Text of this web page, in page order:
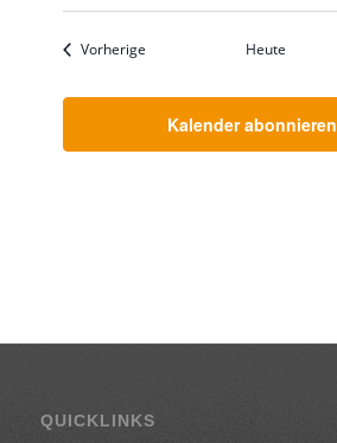
Vorherige VeranstaltungenHeute
Kalender abonnieren
QUICKLINKS